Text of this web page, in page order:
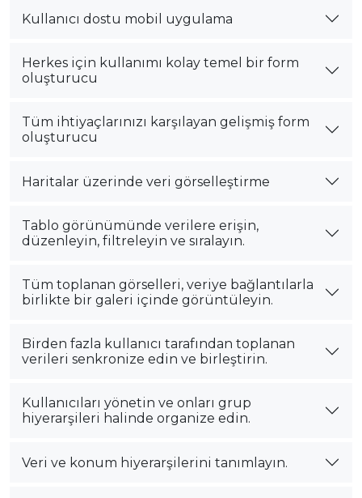
Kullanıcı dostu mobil uygulama
Herkes için kullanımı kolay temel bir form
oluşturucu
Tüm ihtiyaçlarınızı karşılayan gelişmiş form
oluşturucu
Haritalar üzerinde veri görselleştirme
Tablo görünümünde verilere erişin,
düzenleyin, filtreleyin ve sıralayın.
Tüm toplanan görselleri, veriye bağlantılarla
birlikte bir galeri içinde görüntüleyin.
Birden fazla kullanıcı tarafından toplanan
verileri senkronize edin ve birleştirin.
Kullanıcıları yönetin ve onları grup
hiyerarşileri halinde organize edin.
Veri ve konum hiyerarşilerini tanımlayın.